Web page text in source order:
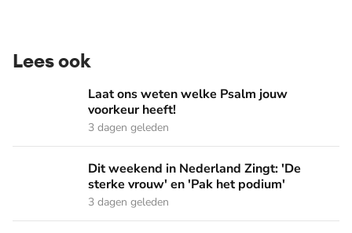
Lees ook
Laat ons weten welke Psalm jouw voorkeur heeft!
Laat ons weten welke Psalm jouw
voorkeur heeft!
3 dagen geleden
Dit weekend in Nederland Zingt: 'De sterke vrouw' en 'Pak
Dit weekend in Nederland Zingt: 'De
sterke vrouw' en 'Pak het podium'
3 dagen geleden